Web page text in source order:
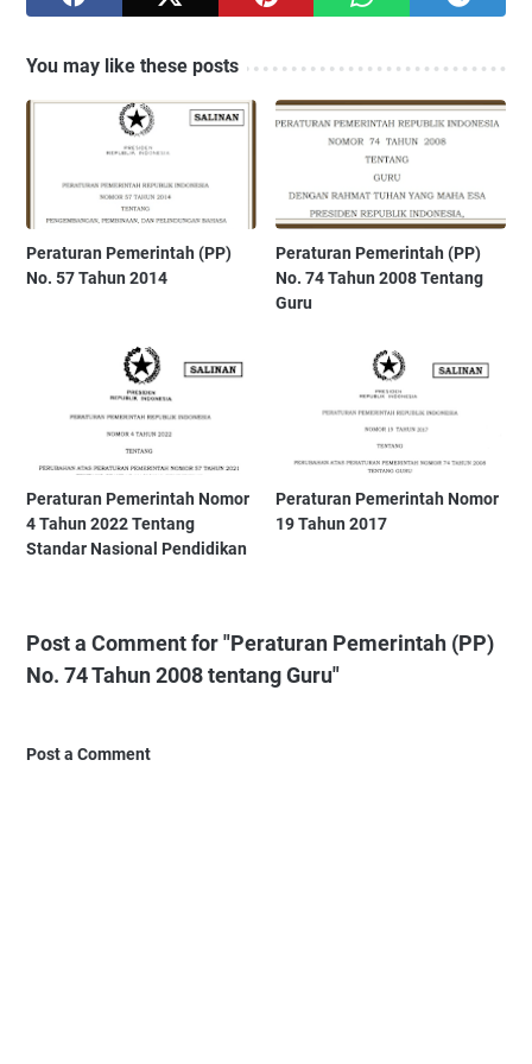
You may like these posts
Peraturan Pemerintah (PP)
No. 57 Tahun 2014
Peraturan Pemerintah (PP)
No. 74 Tahun 2008 Tentang
Guru
Peraturan Pemerintah Nomor
4 Tahun 2022 Tentang
Standar Nasional Pendidikan
Peraturan Pemerintah Nomor
19 Tahun 2017
Post a Comment for "Peraturan Pemerintah (PP)
No. 74 Tahun 2008 tentang Guru"
Post a Comment